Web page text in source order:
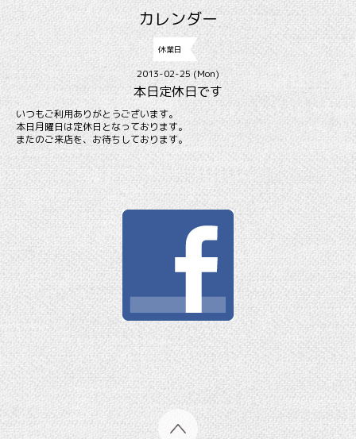
カレンダー
休業日
2013-02-25 (Mon)
本日定休日です
いつもご利用ありがとうございます。
本日月曜日は定休日となっております。
またのご来店を、お待ちしております。